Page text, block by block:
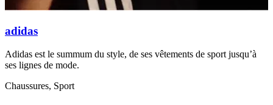
adidas
Adidas est le summum du style, de ses vêtements de sport jusqu’à
ses lignes de mode.
Chaussures, Sport